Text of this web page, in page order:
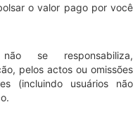
o valor pago por você
se responsabiliza,
pelos actos ou omissões
(incluindo usuários não